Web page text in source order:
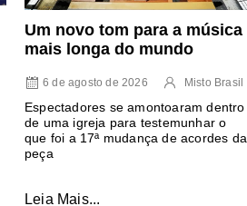
Um novo tom para a música
mais longa do mundo
6 de agosto de 2026 Misto Brasil
Espectadores se amontoaram dentro
de uma igreja para testemunhar o
que foi a 17ª mudança de acordes da
peça
Leia Mais...